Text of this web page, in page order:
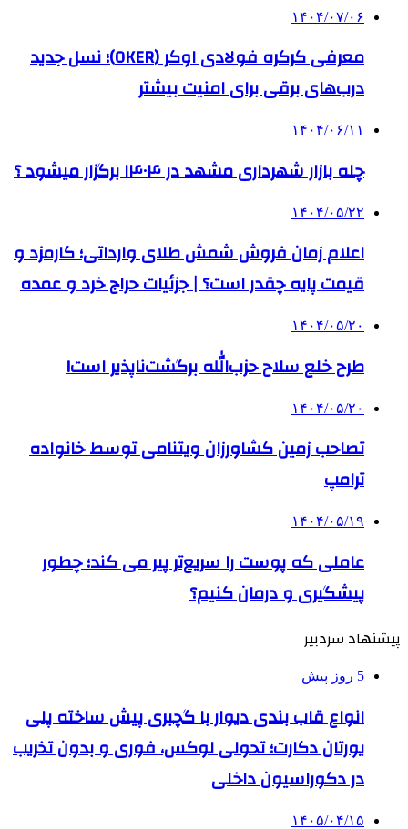
۱۴۰۴/۰۷/۰۶
معرفی کرکره فولادی اوکر (OKER)؛ نسل جدید
درب‌های برقی برای امنیت بیشتر
۱۴۰۴/۰۶/۱۱
چله بازار شهرداری مشهد در ۱۴۰۴ برگزار میشود ؟
۱۴۰۴/۰۵/۲۲
اعلام زمان فروش شمش طلای وارداتی؛ کارمزد و
قیمت پایه چقدر است؟ | جزئیات حراج خرد و عمده
۱۴۰۴/۰۵/۲۰
طرح خلع سلاح حزب‌الله برگشت‌ناپذیر است!
۱۴۰۴/۰۵/۲۰
تصاحب زمین کشاورزان ویتنامی توسط خانواده
ترامپ
۱۴۰۴/۰۵/۱۹
عاملی که پوست را سریع‌تر پیر می کند؛ چطور
پیشگیری و درمان کنیم؟
پیشنهاد سردبیر
5 روز پیش
انواع قاب بندی دیوار با گچبری پیش ساخته پلی
یورتان دکارت؛ تحولی لوکس، فوری و بدون تخریب
در دکوراسیون داخلی
۱۴۰۵/۰۴/۱۵